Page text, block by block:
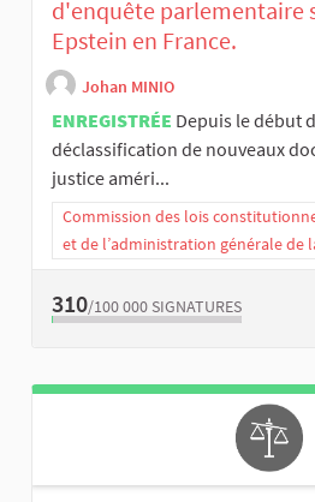
d'enquête parlementaire
Epstein en France.
Johan MINIO
ENREGISTRÉE Depuis le début
déclassification de nouveaux
justice améri...
Commission des lois
et de l’administration générale de
310/100 000 SIGNATURES